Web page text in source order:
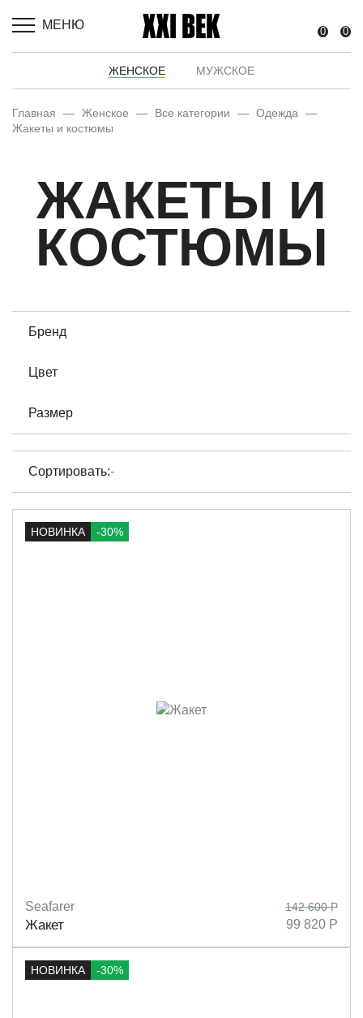
МЕНЮ 0 0
ЖЕНСКОЕ МУЖСКОЕ
Главная — Женское — Все категории — Одежда
—
Жакеты и костюмы
ЖАКЕТЫ И
КОСТЮМЫ
Бренд
Цвет
Размер
Сортировать:-
НОВИНКА -30%
Размеры
Seafarer
Жакет
142 600 Р
99 820 Р
НОВИНКА -30%